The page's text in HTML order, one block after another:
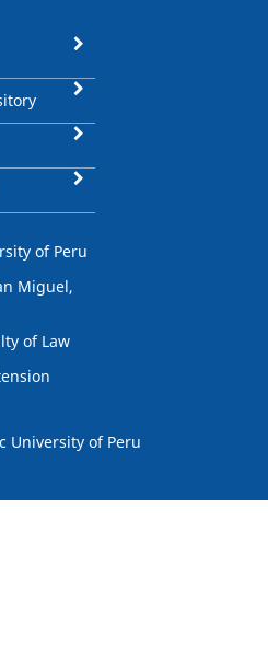
of Peru
Miguel,
of Law
University of Peru